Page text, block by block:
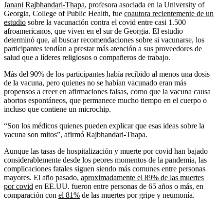
Janani Rajbhandari-Thapa, profesora asociada en la University of
Georgia, College of Public Health, fue coautora recientemente de un
estudio sobre la vacunación contra el covid entre casi 1.500
afroamericanos, que viven en el sur de Georgia. El estudio
determinó que, al buscar recomendaciones sobre si vacunarse, los
participantes tendían a prestar más atención a sus proveedores de
salud que a líderes religiosos o compañeros de trabajo.
Más del 90% de los participantes había recibido al menos una dosis
de la vacuna, pero quienes no se habían vacunado eran más
propensos a creer en afirmaciones falsas, como que la vacuna causa
abortos espontáneos, que permanece mucho tiempo en el cuerpo o
incluso que contiene un microchip.
“Son los médicos quienes pueden explicar que esas ideas sobre la
vacuna son mitos”, afirmó Rajbhandari-Thapa.
Aunque las tasas de hospitalización y muerte por covid han bajado
considerablemente desde los peores momentos de la pandemia, las
complicaciones fatales siguen siendo más comunes entre personas
mayores. El año pasado, aproximadamente el 89% de las muertes
por covid en EE.UU. fueron entre personas de 65 años o más, en
comparación con el 81% de las muertes por gripe y neumonía.